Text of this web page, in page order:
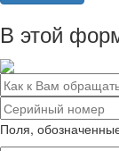
В этой
Поля,